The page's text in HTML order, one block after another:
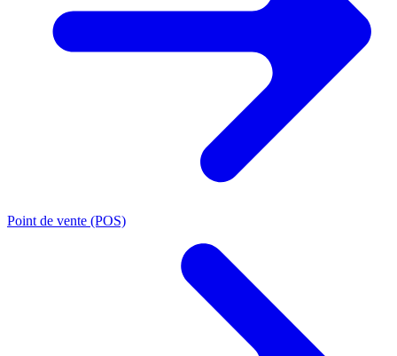
Point de vente (POS)